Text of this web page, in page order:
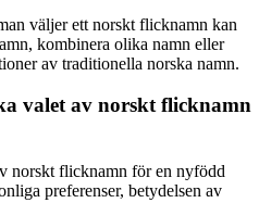
väljer ett norskt flicknamn kan
kombinera olika namn eller
av traditionella norska namn.
valet av norskt flicknamn
norskt flicknamn för en nyfödd
preferenser, betydelsen av